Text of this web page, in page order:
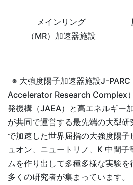
メインリング
（MR）加速器施設
※ 大強度陽子加速器施設J-
Accelerator Research Complex
発機構（JAEA）と高エネルギー
が共同で運営する最先端の大型研
で加速した世界屈指の大強度陽子
ュオン、ニュートリノ、K 中間
ムを作り出して多種多様な実験
多くの研究者が集まっています。